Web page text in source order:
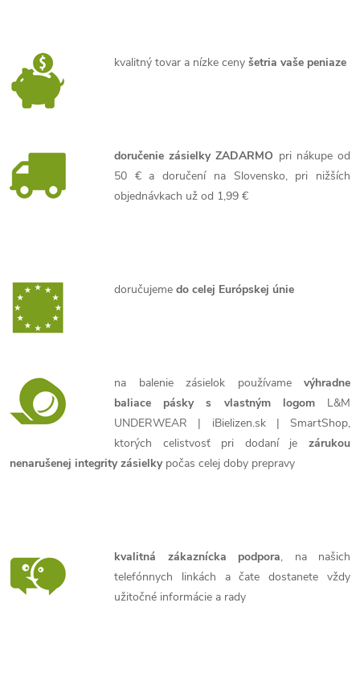
kvalitný tovar a nízke ceny šetria vaše peniaze
doručenie zásielky ZADARMO pri nákupe od
50 € a doručení na Slovensko, pri nižších
objednávkach už od 1,99 €
doručujeme do celej Európskej únie
na balenie zásielok používame výhradne
baliace pásky s vlastným logomL&M
UNDERWEAR | iBielizen.sk | SmartShop,
ktorých celistvosť pri dodaní je zárukou
nenarušenej integrity zásielkypočas celej doby prepravy
kvalitná zákaznícka podpora, na našich
telefónnych linkách a čate dostanete vždy
užitočné informácie a rady